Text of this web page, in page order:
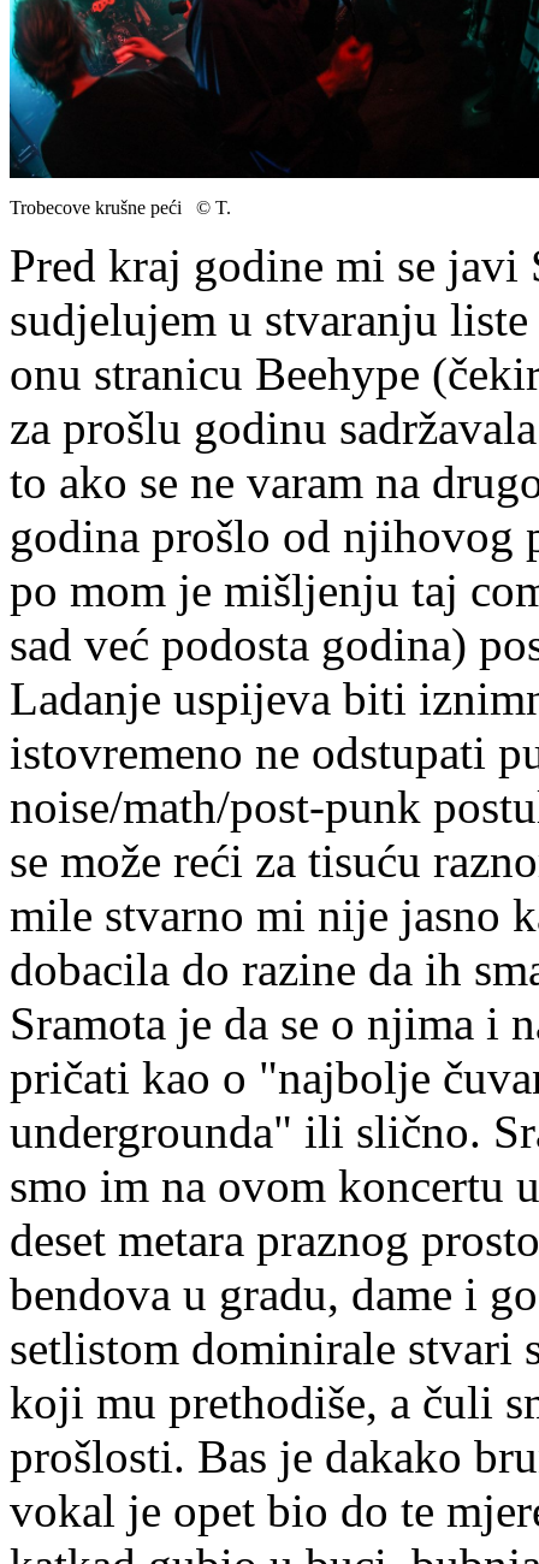
Trobecove krušne peći © T.
Pred kraj godine mi se javi
sudjelujem u stvaranju
onu stranicu Beehype
za prošlu godinu
to ako se ne varam na
godina prošlo od njihovog
po mom je mišljenju taj
sad već podosta godina)
Ladanje uspijeva biti
istovremeno ne odstupati
noise/math/post-punk
se može reći za tisuću
mile stvarno mi nije jasno
dobacila do razine da ih
Sramota je da se o njima i
pričati kao o "najbolje
undergrounda" ili slično.
smo im na ovom koncertu
deset metara praznog
bendova u gradu, dame i
setlistom dominirale stvari
koji mu prethodiše, a čuli
prošlosti. Bas je dakako
vokal je opet bio do te